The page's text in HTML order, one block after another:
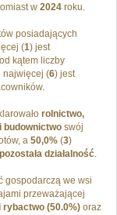
w 2024 roku.
posiadających
(1) jest
kątem liczby
najwięcej (6) jest
rolnictwo,
budownictwo swój
a 50,0% (3)
pozostała działalność.
gospodarczą we wsi
przeważającej
rybactwo (50.0%) oraz